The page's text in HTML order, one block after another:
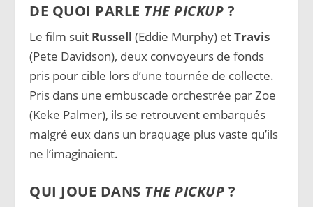
DE QUOI PARLE THE PICKUP ?
Le film suit Russell (Eddie Murphy) etTravis
(Pete Davidson), deux convoyeurs de fonds
pris pour cible lors d’une tournée de collecte.
Pris dans une embuscade orchestrée par Zoe
(Keke Palmer), ils se retrouvent embarqués
malgré eux dans un braquage plus vaste qu’ils
ne l’imaginaient.
QUI JOUE DANS THE PICKUP ?